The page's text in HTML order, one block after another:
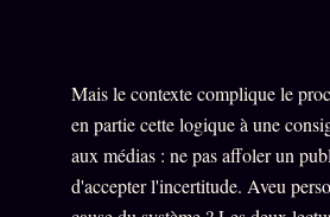
ZS Bundle
Références
Mais le contexte complique le
en partie cette logique à une
aux médias : ne pas affoler un
d'accepter l'incertitude. Aveu